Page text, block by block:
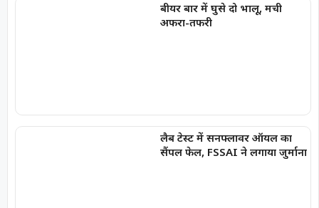
बीयर बार में घुसे दो भालू, मची
अफरा-तफरी
लैब टेस्ट में सनफ्लावर ऑयल का
सैंपल फेल, FSSAI ने लगाया जुर्माना